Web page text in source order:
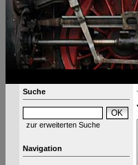
Suche
zur erweiterten Suche
Navigation